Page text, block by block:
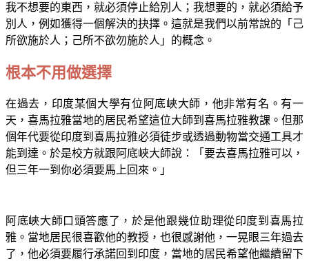
我不想要的東西，就必須停止給別人；我想要的，就必須給予
別人，例如獲得一個解決的抉擇。這就是我們以前常說的「己
所欲施於人；己所不欲勿施於人」的概念。
根本不用做選擇
在過去，印度某個大學有位阿底峽大師，他非常有名。有一
天，喜馬拉雅當地的居民希望這位大師到喜馬拉雅教課。但那
個年代要從印度到喜馬拉雅必須徒步或透過動物當交通工具才
能到達。於是校方就跟阿底峽大師說：「要去喜馬拉雅可以，
但三年一到你必須要馬上回來。」
阿底峽大師口頭答應了，於是他跟幾位助理從印度到喜馬拉
雅。當地居民很喜歡他的教授，也很感謝他，一晃眼三年過去
了，他必須要履行承諾回到印度，當地的居民希望他繼續留下